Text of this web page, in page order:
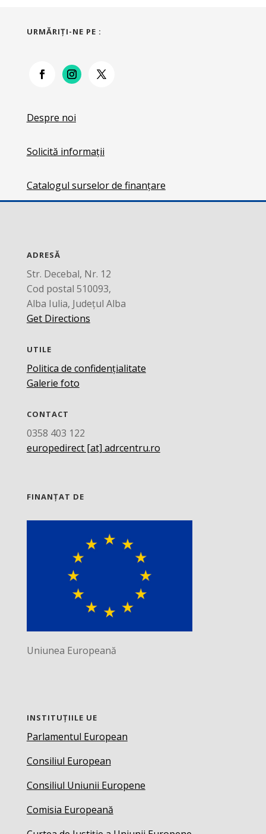
URMĂRIŢI-NE PE :
Despre noi
Solicită informații
Catalogul surselor de finanțare
ADRESĂ
Str. Decebal, Nr. 12
Cod postal 510093,
Alba Iulia, Județul Alba
Get Directions
UTILE
Politica de confidențialitate
Galerie foto
CONTACT
0358 403 122
europedirect [at] adrcentru.ro
FINANȚAT DE
Uniunea Europeană
INSTITUȚIILE UE
Parlamentul European
Consiliul European
Consiliul Uniunii Europene
Comisia Europeană